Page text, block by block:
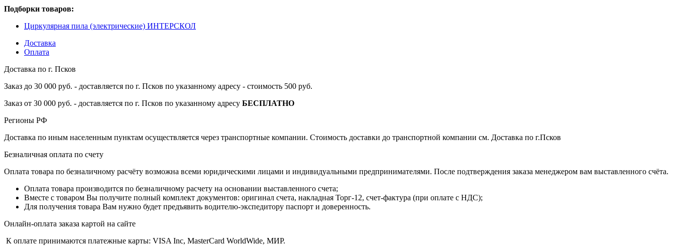
Подборки товаров:
Циркулярная пила (электрические) ИНТЕРСКОЛ
Доставка
Оплата
Доставка по г. Псков
Заказ до 30 000 руб. - доставляется по г. Псков по указанному адресу - стоимость 500 руб.
Заказ от 30 000 руб. - доставляется по г. Псков по указанному адресу БЕСПЛАТНО
Регионы РФ
Доставка по иным населенным пунктам осуществляется через транспортные компании. Стоимость доставки до транспортной компании см. Доставка по г.Псков
Безналичная оплата по счету
Оплата товара по безналичному расчёту возможна всеми юридическими лицами и индивидуальными предпринимателями. После подтверждения заказа менеджером вам выставленного счёта.
Оплата товара производится по безналичному расчету на основании выставленного счета;
Вместе с товаром Вы получите полный комплект документов: оригинал счета, накладная Торг-12, счет-фактура (при оплате с НДС);
Для получения товара Вам нужно будет предъявить водителю-экспедитору паспорт и доверенность.
Онлайн-оплата заказа картой на сайте
К оплате принимаются платежные карты: VISA Inc, MasterCard WorldWide, МИР.